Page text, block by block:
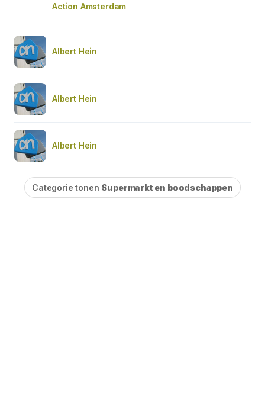
Action Amsterdam
Albert Hein
Albert Hein
Albert Hein
Categorie tonen Supermarkt en boodschappen